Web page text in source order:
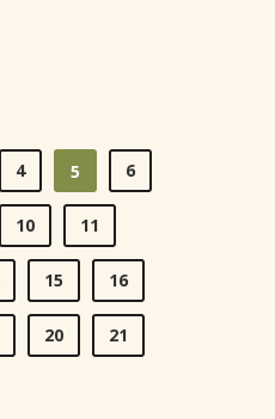
4 5 6
10 11
15 16
20 21